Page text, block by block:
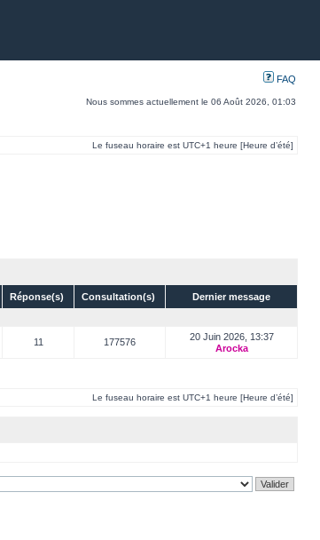
FAQ
Nous sommes actuellement le 06 Août 2026, 01:03
Le fuseau horaire est UTC+1 heure [Heure d’été]
Réponse(s) Consultation(s) Dernier message
11 177576
20 Juin 2026, 13:37
Arocka
Le fuseau horaire est UTC+1 heure [Heure d’été]